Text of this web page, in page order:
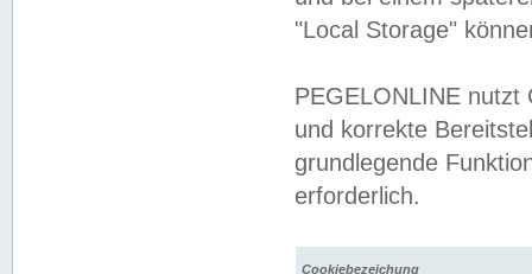
"Local Storage"
PEGELONLINE nutzt
und korrekte
grundlegende
erforderlich.
Cookiebezeichung